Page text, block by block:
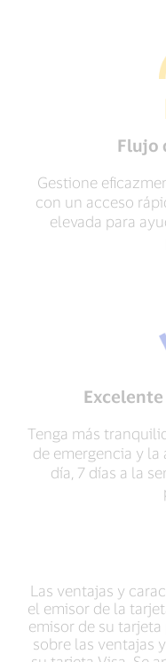
Flujo
Gestione
con un acceso
elevada para
Tenga más
de emergencia y
día, 7 días a la
Las ventajas y
el emisor de la
emisor de su
sobre las ventajas